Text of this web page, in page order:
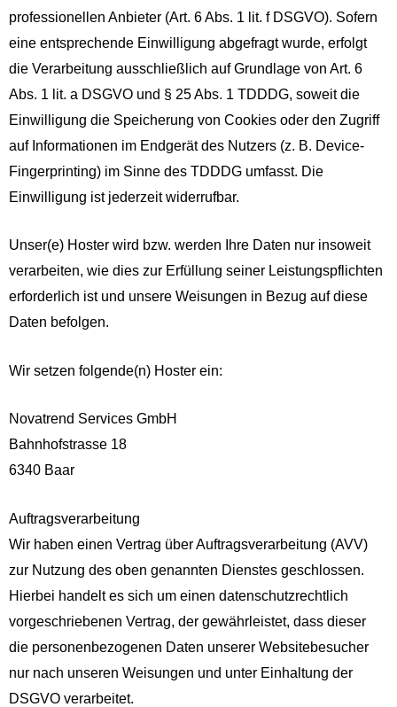
professionellen Anbieter (Art. 6 Abs. 1 lit. f DSGVO). Sofern
eine entsprechende Einwilligung abgefragt wurde, erfolgt
die Verarbeitung ausschließlich auf Grundlage von Art. 6
Abs. 1 lit. a DSGVO und § 25 Abs. 1 TDDDG, soweit die
Einwilligung die Speicherung von Cookies oder den Zugriff
auf Informationen im Endgerät des Nutzers (z. B. Device-
Fingerprinting) im Sinne des TDDDG umfasst. Die
Einwilligung ist jederzeit widerrufbar.
Unser(e) Hoster wird bzw. werden Ihre Daten nur insoweit
verarbeiten, wie dies zur Erfüllung seiner Leistungspflichten
erforderlich ist und unsere Weisungen in Bezug auf diese
Daten befolgen.
Wir setzen folgende(n) Hoster ein:
Novatrend Services GmbH
Bahnhofstrasse 18
6340 Baar
Auftragsverarbeitung
Wir haben einen Vertrag über Auftragsverarbeitung (AVV)
zur Nutzung des oben genannten Dienstes geschlossen.
Hierbei handelt es sich um einen datenschutzrechtlich
vorgeschriebenen Vertrag, der gewährleistet, dass dieser
die personenbezogenen Daten unserer Websitebesucher
nur nach unseren Weisungen und unter Einhaltung der
DSGVO verarbeitet.